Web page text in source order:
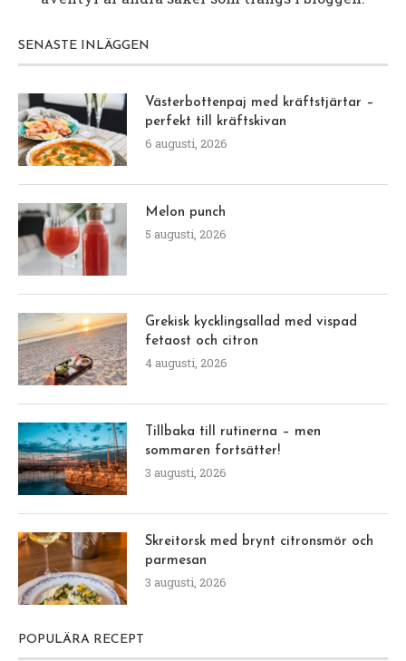
SENASTE INLÄGGEN
Västerbottenpaj med kräftstjärtar –
perfekt till kräftskivan
6 augusti, 2026
Melon punch
5 augusti, 2026
Grekisk kycklingsallad med vispad
fetaost och citron
4 augusti, 2026
Tillbaka till rutinerna – men
sommaren fortsätter!
3 augusti, 2026
Skreitorsk med brynt citronsmör och
parmesan
3 augusti, 2026
POPULÄRA RECEPT